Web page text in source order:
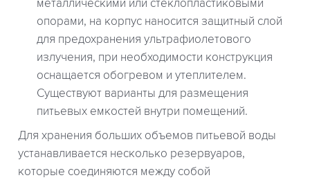
металлическими или стеклопластиковыми
опорами, на корпус наносится защитный слой
для предохранения ультрафиолетового
излучения, при необходимости конструкция
оснащается обогревом и утеплителем.
Существуют варианты для размещения
питьевых емкостей внутри помещений.
Для хранения больших объемов питьевой воды
устанавливается несколько резервуаров,
которые соединяются между собой